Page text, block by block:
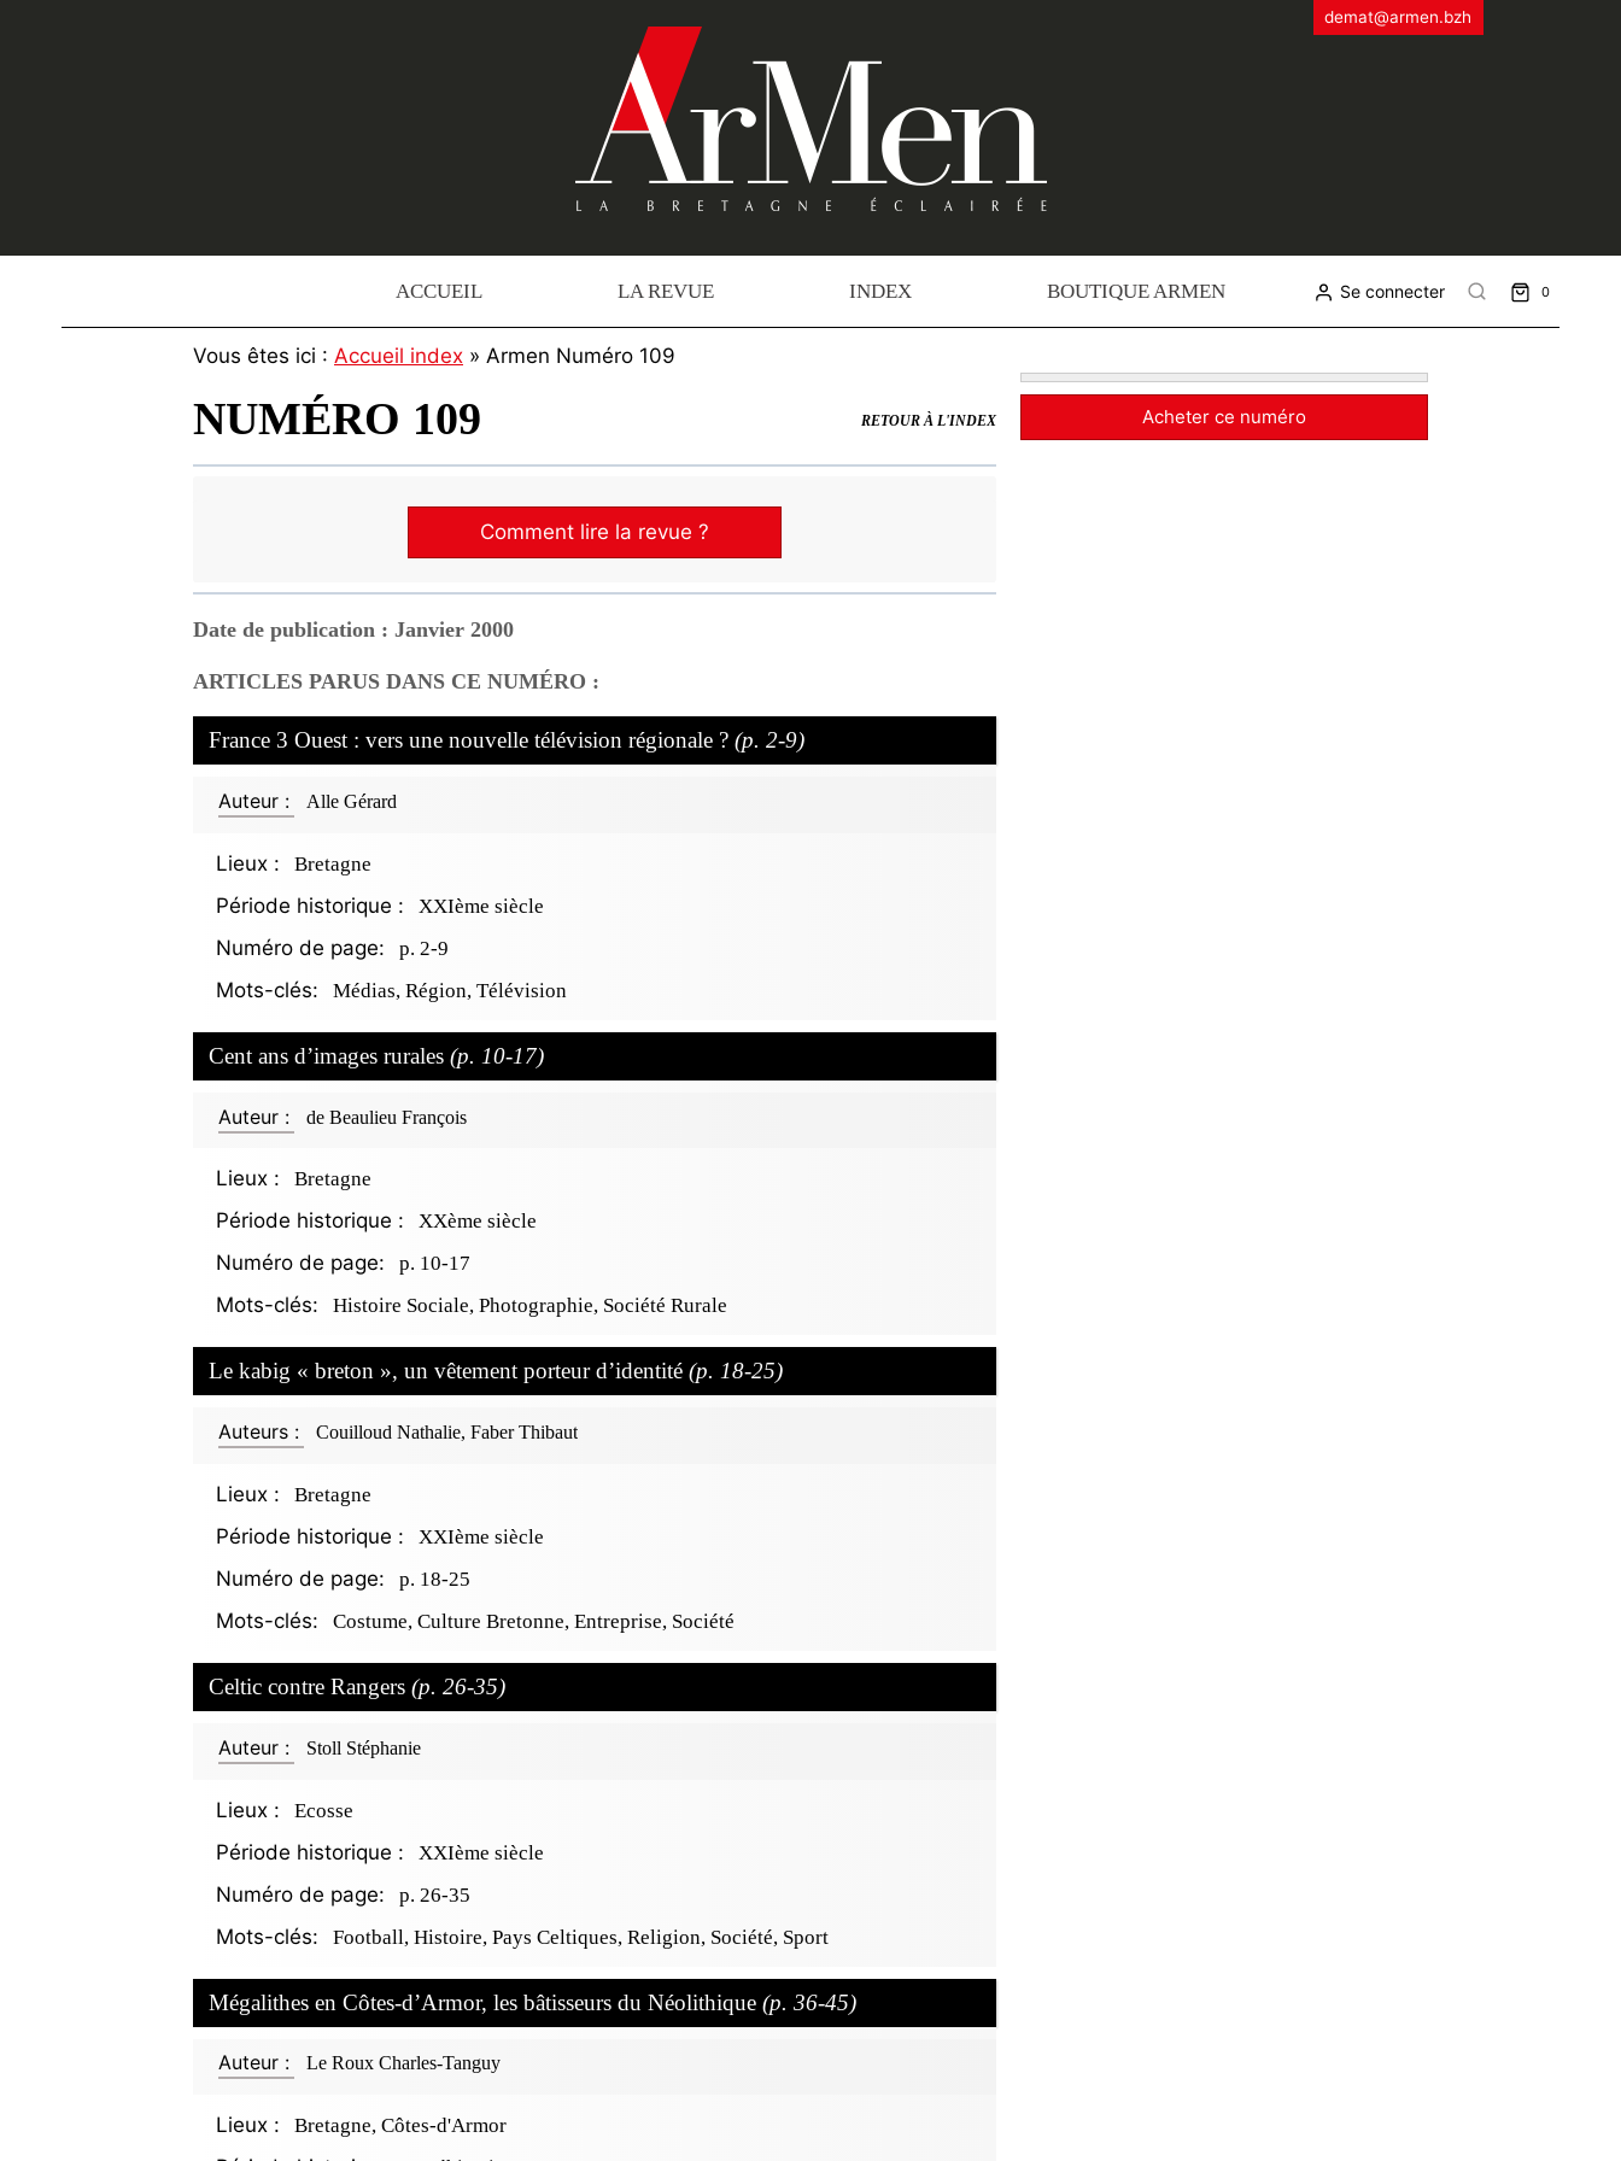
demat@armen.bzh
ACCUEIL LA REVUE INDEX BOUTIQUE ARMEN Se connecter 0
Vous êtes ici : Accueil index » Armen Numéro 109
NUMÉRO 109 RETOUR À L'INDEX
Comment lire la revue ?
Date de publication : Janvier 2000
ARTICLES PARUS DANS CE NUMÉRO :
France 3 Ouest : vers une nouvelle télévision régionale ? (p. 2-9)
Auteur : Alle Gérard
Lieux : Bretagne
Période historique : XXIème siècle
Numéro de page: p. 2-9
Mots-clés: Médias, Région, Télévision
Cent ans d’images rurales (p. 10-17)
Auteur : de Beaulieu François
Lieux : Bretagne
Période historique : XXème siècle
Numéro de page: p. 10-17
Mots-clés: Histoire Sociale, Photographie, Société Rurale
Le kabig « breton », un vêtement porteur d’identité (p. 18-25)
Auteurs : Couilloud Nathalie, Faber Thibaut
Lieux : Bretagne
Période historique : XXIème siècle
Numéro de page: p. 18-25
Mots-clés: Costume, Culture Bretonne, Entreprise, Société
Celtic contre Rangers (p. 26-35)
Auteur : Stoll Stéphanie
Lieux : Ecosse
Période historique : XXIème siècle
Numéro de page: p. 26-35
Mots-clés: Football, Histoire, Pays Celtiques, Religion, Société, Sport
Mégalithes en Côtes-d’Armor, les bâtisseurs du Néolithique (p. 36-45)
Auteur : Le Roux Charles-Tanguy
Lieux : Bretagne, Côtes-d'Armor
Acheter ce numéro